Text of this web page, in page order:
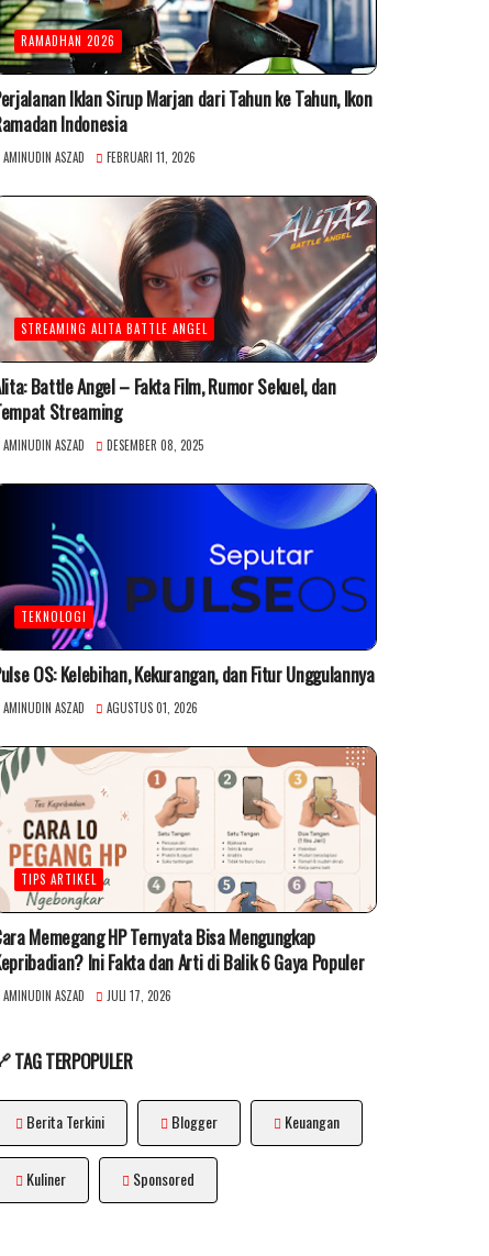
RAMADHAN 2026
Iklan Sirup Marjan dari Tahun ke Tahun, Ikon
Indonesia
AMINUDIN ASZAD FEBRUARI 11, 2026
STREAMING ALITA BATTLE ANGEL
Battle Angel – Fakta Film, Rumor Sekuel, dan
Streaming
AMINUDIN ASZAD DESEMBER 08, 2025
TEKNOLOGI
OS: Kelebihan, Kekurangan, dan Fitur Unggulannya
AMINUDIN ASZAD AGUSTUS 01, 2026
TIPS ARTIKEL
Memegang HP Ternyata Bisa Mengungkap
Ini Fakta dan Arti di Balik 6 Gaya Populer
AMINUDIN ASZAD JULI 17, 2026
TAG TERPOPULER
Berita Terkini Blogger Keuangan
Kuliner Sponsored